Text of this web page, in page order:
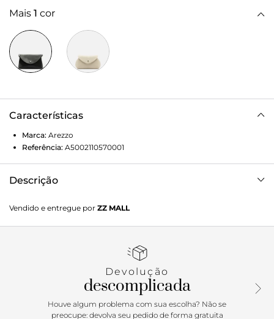
Mais 1 cor
Características
Marca: Arezzo
Referência: A5002110570001
Descrição
Vendido e entregue por ZZ MALL
Devolução
descomplicada
Houve algum problema com sua escolha? Não se
preocupe: devolva seu pedido de forma gratuita